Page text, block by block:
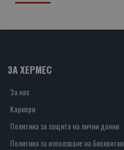
ЗА ХЕРМЕС
За нас
Кариери
Политика за защита на лични данни
Политика за използване на бисквитки